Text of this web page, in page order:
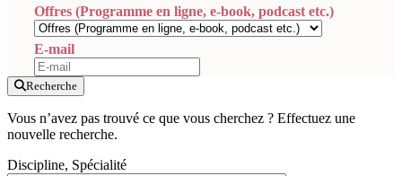
Offres (Programme en ligne, e-book, podcast etc.)
E-mail
Recherche
Vous n’avez pas trouvé ce que vous cherchez ? Effectuez une
nouvelle recherche.
Discipline, Spécialité